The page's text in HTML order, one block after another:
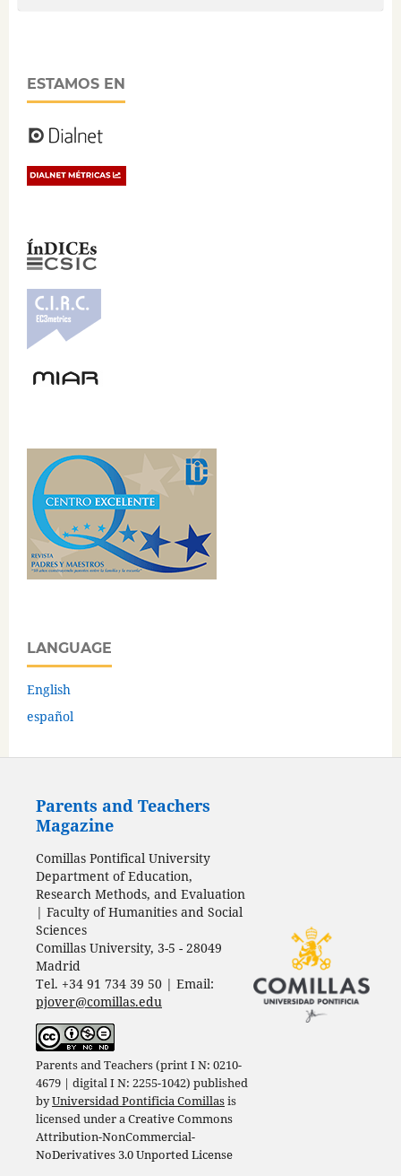
ESTAMOS EN
LANGUAGE
English
español
Parents and Teachers
Magazine
Comillas Pontifical University
Department of Education,
Research Methods, and Evaluation
| Faculty of Humanities and Social
Sciences
Comillas University, 3-5 - 28049
Madrid
Tel. +34 91 734 39 50 | Email:
pjover@comillas.edu
Parents and Teachers (print I N: 0210-
4679 | digital I N: 2255-1042) published
byUniversidad Pontificia Comillasis
licensed under aCreative Commons
Attribution-NonCommercial-
NoDerivatives 3.0 Unported License